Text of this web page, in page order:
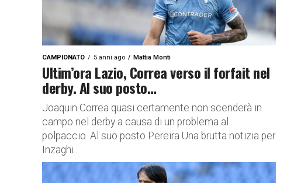
CAMPIONATO 5 anni ago Mattia Monti
Ultim’ora Lazio, Correa verso il forfait nel
derby. Al suo posto…
Joaquin Correa quasi certamente non scenderà in
campo nel derby a causa di un problema al
polpaccio. Al suo posto Pereira Una brutta notizia per
Inzaghi...